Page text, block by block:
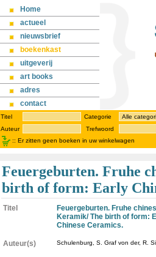
Home
actueel
nieuwsbrief
boekenkast
uitgeverij
art books
adres
contact
Titel
Categorie
Auteur
Trefwoord
:: Er zitten geen boeken in uw winkelwagen
Feuergeburten. Fruhe
birth of form: Early
Titel
Feuergeburten. Fruhe
Keramik/ The birth of form:
Chinese Ceramics.
Auteur(s) Schulenburg, S. Graf von der, R.